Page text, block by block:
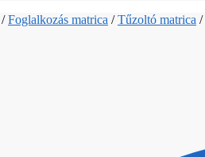
/Foglalkozás matrica /Tűzoltó matrica /